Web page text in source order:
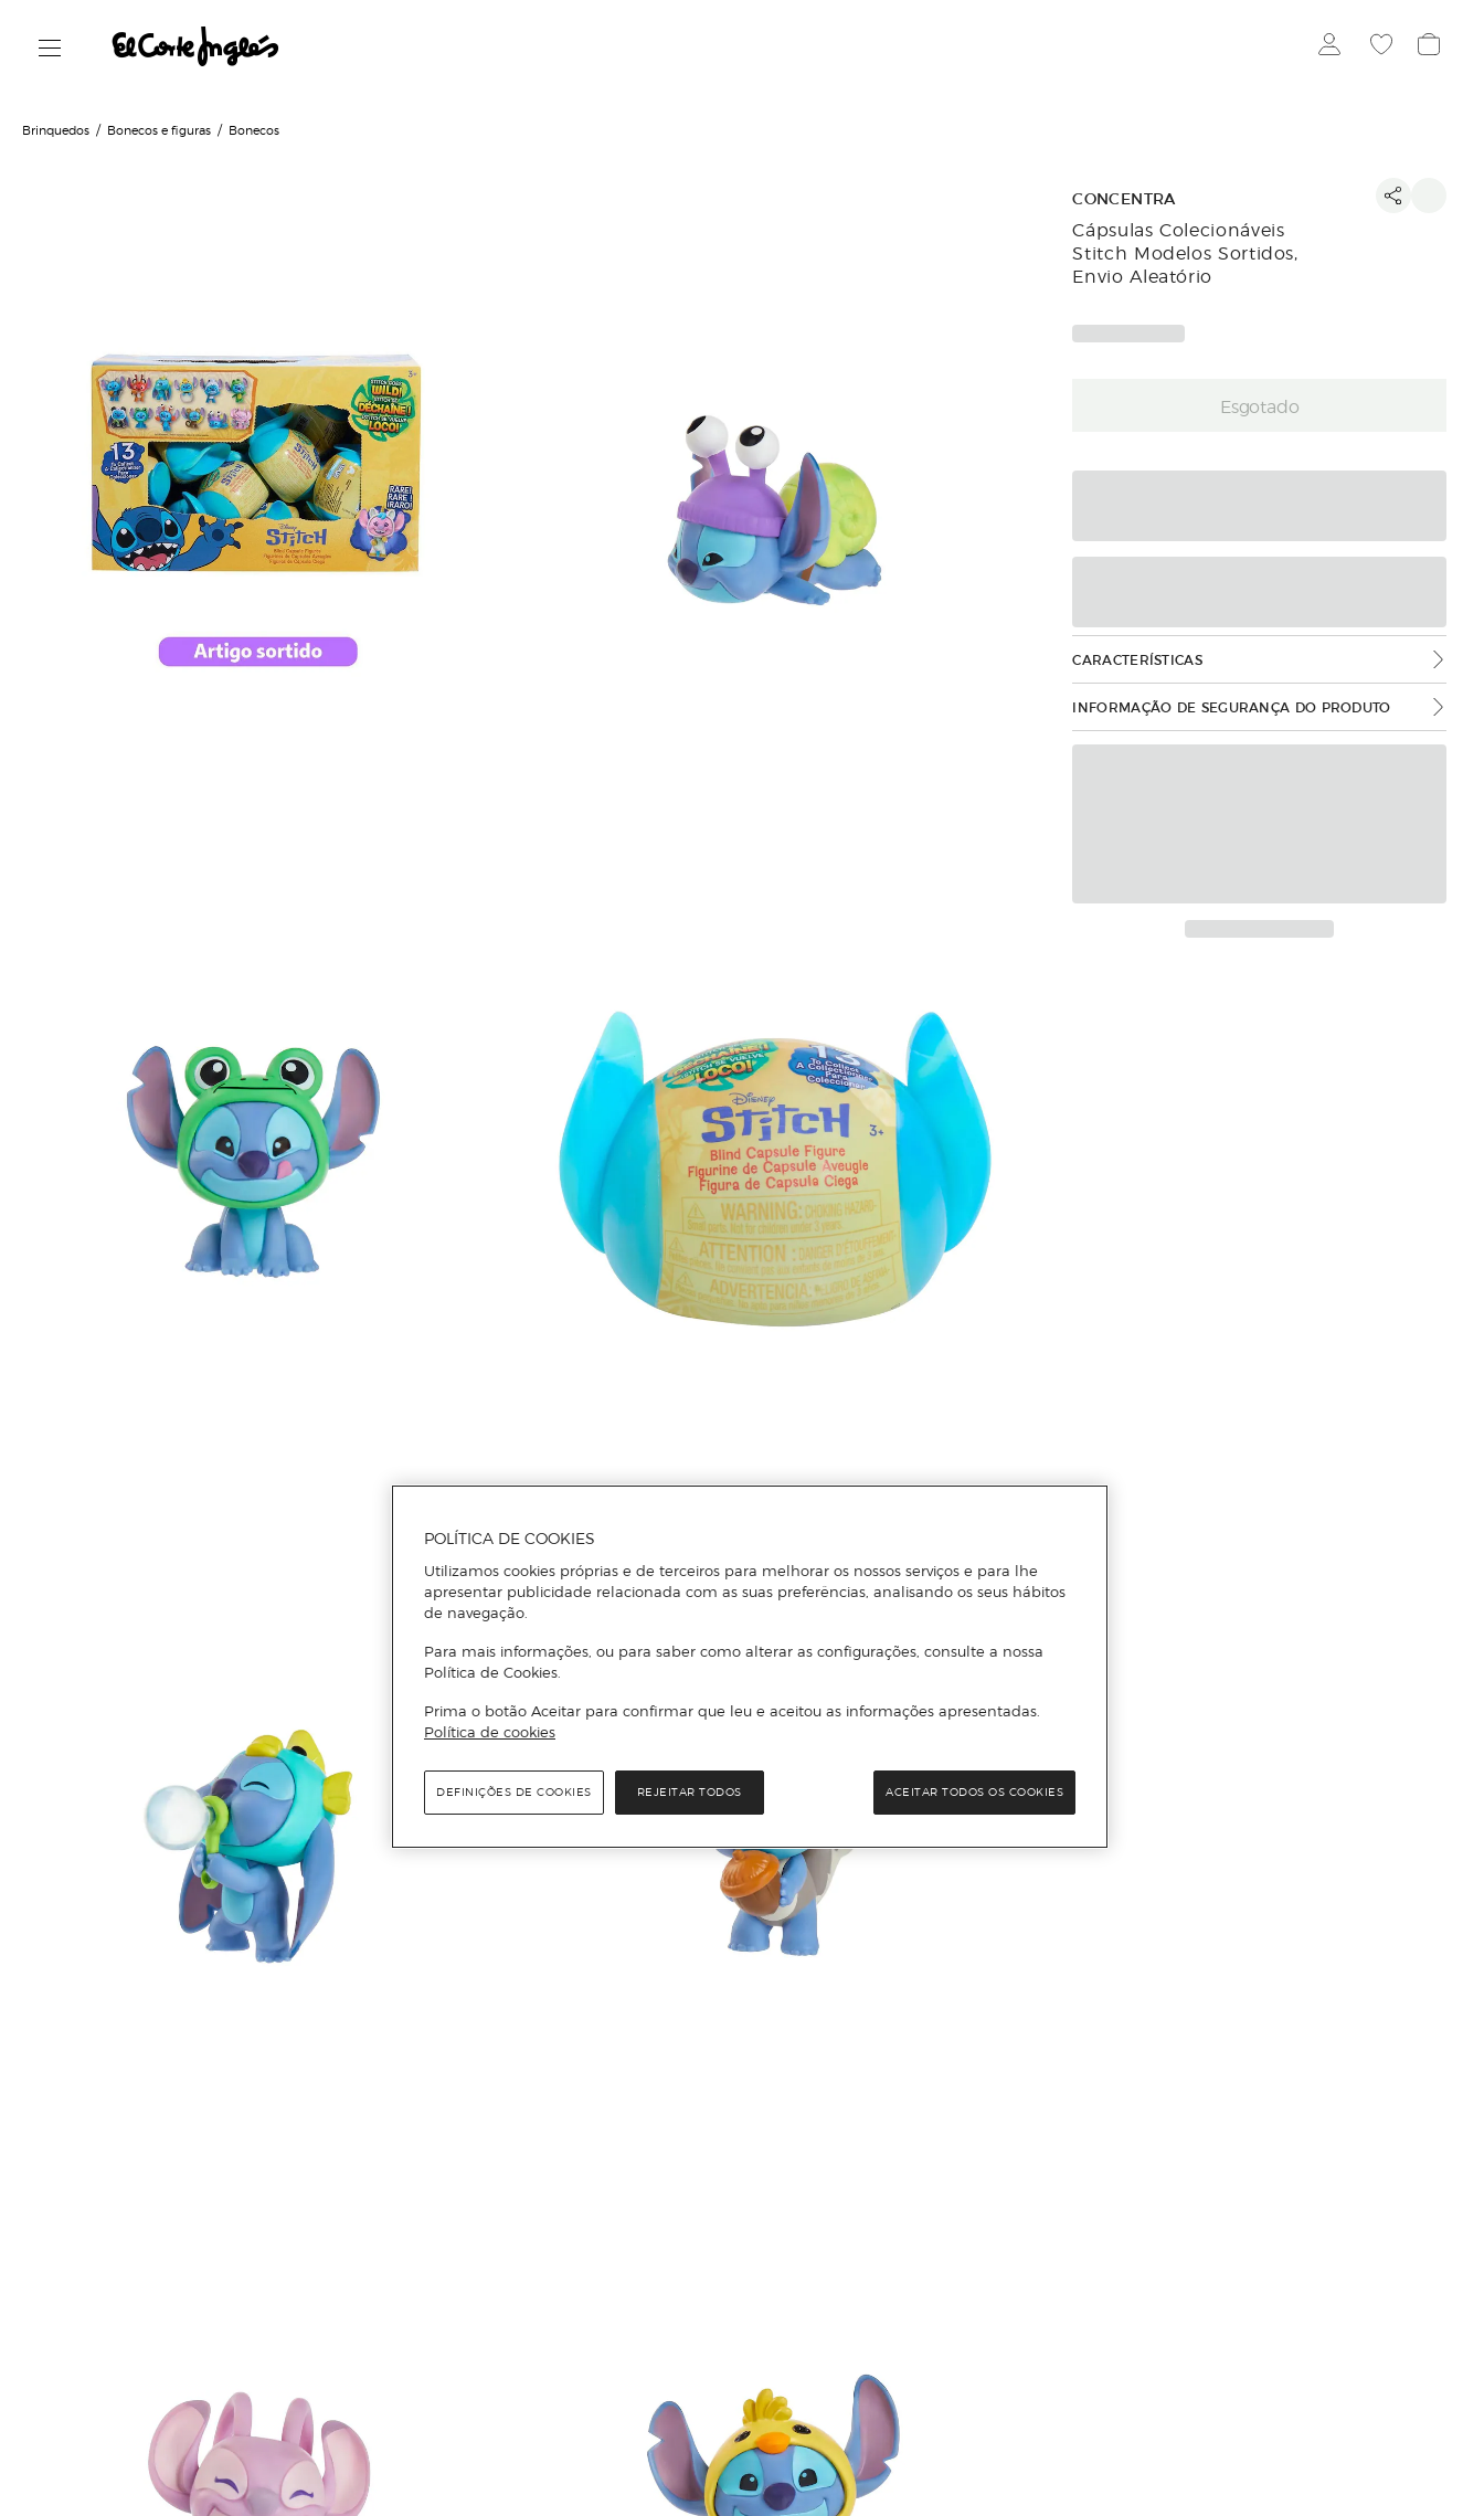
Brinquedos Bonecos e figuras Bonecos
CONCENTRA
Cápsulas Colecionáveis
Stitch Modelos Sortidos,
Envio Aleatório
Esgotado
CARACTERÍSTICAS
INFORMAÇÃO DE SEGURANÇA DO PRODUTO
POLÍTICA DE COOKIES
Utilizamos cookies próprias e de terceiros para melhorar os nossos serviços e para lhe
apresentar publicidade relacionada com as suas preferências, analisando os seus hábitos
de navegação.
Para mais informações, ou para saber como alterar as configurações, consulte a nossa
Política de Cookies.
Prima o botão Aceitar para confirmar que leu e aceitou as informações apresentadas.
Política de cookies
REJEITAR TODOS ACEITAR TODOS OS COOKIES
DEFINIÇÕES DE COOKIES